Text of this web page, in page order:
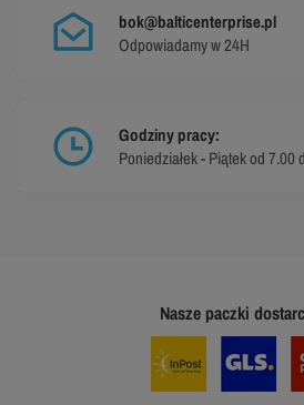
bok@balticenterprise.pl
Odpowiadamy w 24H
Godziny pracy:
Poniedziałek - Piątek od 7.00
Nasze paczki